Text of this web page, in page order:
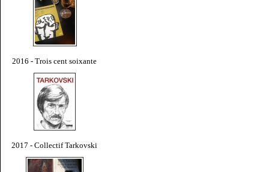
2016 - Trois cent soixante
2017 - Collectif Tarkovski